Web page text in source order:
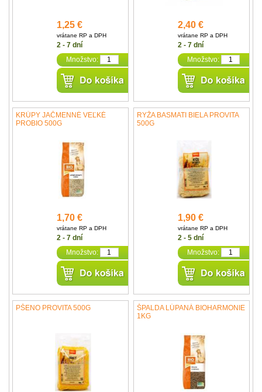
1,25 €
vrátane RP a DPH
2 - 7 dní
Množstvo:
2,40 €
vrátane RP a DPH
2 - 7 dní
Množstvo:
KRÚPY JAČMENNÉ VEĽKÉ
PROBIO 500G
1,70 €
vrátane RP a DPH
2 - 7 dní
Množstvo:
RYŽA BASMATI BIELA PROVITA
500G
1,90 €
vrátane RP a DPH
2 - 5 dní
Množstvo:
PŠENO PROVITA 500G
ŠPALDA LÚPANÁ BIOHARMONIE
1KG